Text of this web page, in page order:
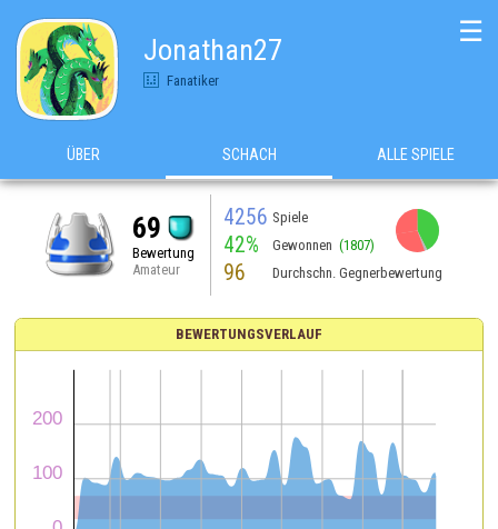
Jonathan27
Fanatiker
☰
ÜBER SCHACH ALLE SPIELE
69
Bewertung
Amateur
4256 Spiele
42% Gewonnen (1807)
96 Durchschn. Gegnerbewertung
BEWERTUNGSVERLAUF